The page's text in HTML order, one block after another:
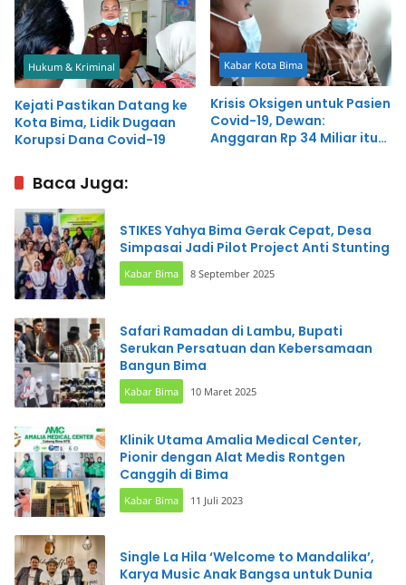
Hukum & Kriminal
Kejati Pastikan Datang ke
Kota Bima, Lidik Dugaan
Korupsi Dana Covid-19
Kabar Kota Bima
Krisis Oksigen untuk Pasien
Covid-19, Dewan:
Anggaran Rp 34 Miliar itu
Baca Juga:
STIKES Yahya Bima Gerak Cepat, Desa
Simpasai Jadi Pilot Project Anti Stunting
Kabar Bima 8 September 2025
Safari Ramadan di Lambu, Bupati
Serukan Persatuan dan Kebersamaan
Bangun Bima
Kabar Bima 10 Maret 2025
Klinik Utama Amalia Medical Center,
Pionir dengan Alat Medis Rontgen
Canggih di Bima
Kabar Bima 11 Juli 2023
Single La Hila ‘Welcome to Mandalika’,
Karya Music Anak Bangsa untuk Dunia